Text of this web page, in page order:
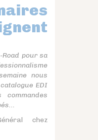
Road pour sa
nous
EDI
chez